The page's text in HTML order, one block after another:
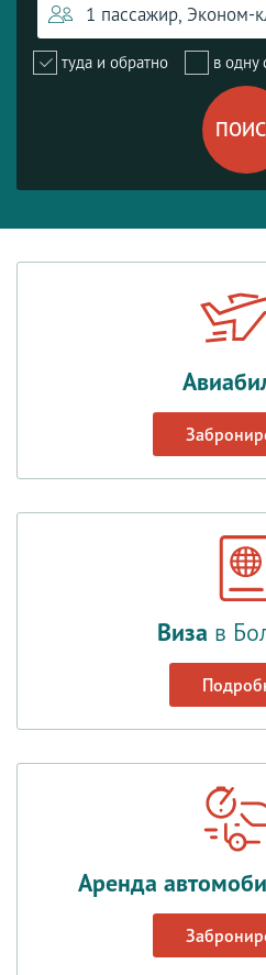
1 пассажир, Эконом-
туда и обратно в одну
Виза в
Аренда